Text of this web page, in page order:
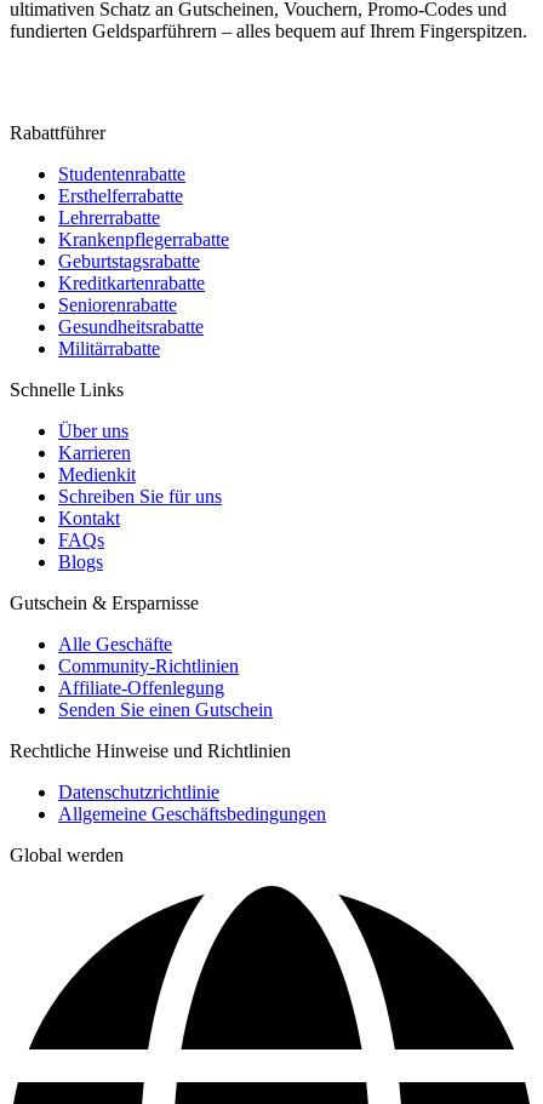
ultimativen Schatz an Gutscheinen, Vouchern, Promo-Codes und
fundierten Geldsparführern – alles bequem auf Ihrem Fingerspitzen.
Rabattführer
Studentenrabatte
Ersthelferrabatte
Lehrerrabatte
Krankenpflegerrabatte
Geburtstagsrabatte
Kreditkartenrabatte
Seniorenrabatte
Gesundheitsrabatte
Militärrabatte
Schnelle Links
Über uns
Karrieren
Medienkit
Schreiben Sie für uns
Kontakt
FAQs
Blogs
Gutschein & Ersparnisse
Alle Geschäfte
Community-Richtlinien
Affiliate-Offenlegung
Senden Sie einen Gutschein
Rechtliche Hinweise und Richtlinien
Datenschutzrichtlinie
Allgemeine Geschäftsbedingungen
Global werden